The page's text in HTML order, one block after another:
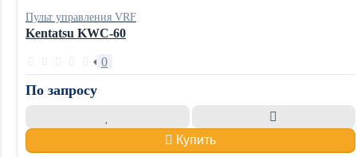
Пульт управления VRF
Kentatsu KWC-60
0
По запросу
Купить